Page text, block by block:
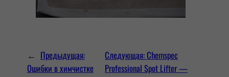
← Предыдущая:
Ошибки в химчистке
Следующая: Chemspec
Professional Spot Lifter —